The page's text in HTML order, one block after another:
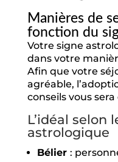
Manières de
fonction du
Votre signe
dans votre
Afin que votre
agréable,
conseils vous
L’idéal selon
astrologique
Bélier :